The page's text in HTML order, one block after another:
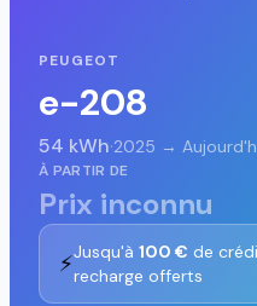
PEUGEOT
e-208
54 kWh·2025 →
À PARTIR DE
Prix inconnu
⚡Jusqu'à 100 € de
recharge offerts